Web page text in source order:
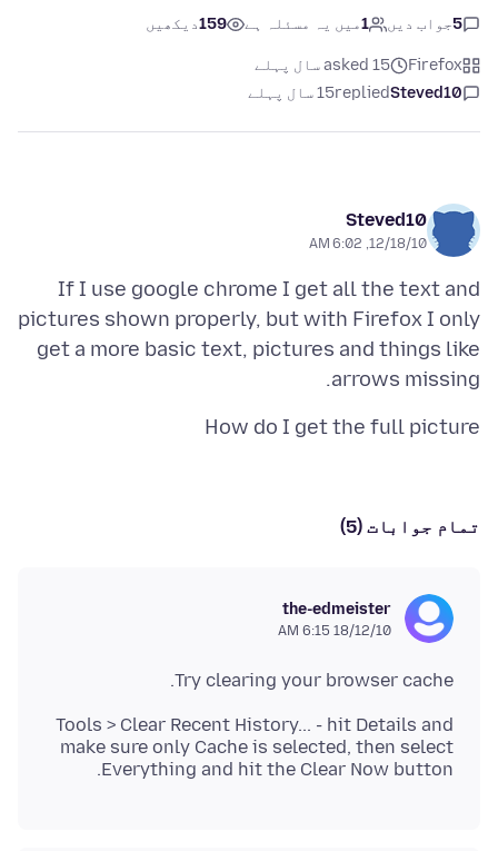
5جواب دیں 1میں یہ مسئلہ ہے 159دیکھیں
Firefox
asked 15 سال پہلے
Steved10
replied15 سال پہلے
Steved10
12/18/10, 6:02 AM
If I use google chrome I get all the text and
pictures shown properly, but with Firefox I only
get a more basic text, pictures and things like
arrows missing.
How do I get the full picture
تمام جوابات (5)
the-edmeister
18/12/10 6:15 AM
Try clearing your browser cache.
Tools > Clear Recent History... - hit Details and
make sure only Cache is selected, then select
Everything and hit the Clear Now button.